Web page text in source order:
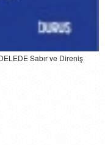
Sabır ve Direniş